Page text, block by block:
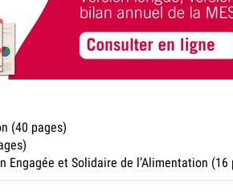
(40 pages)
Engagée et Solidaire de l’Alimentation (16